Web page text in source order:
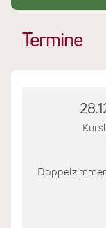
Gemüsegarten,
werden frisch
nach den
Anbau. Um
Plastikflaschen
Termine
Doppelzimmer